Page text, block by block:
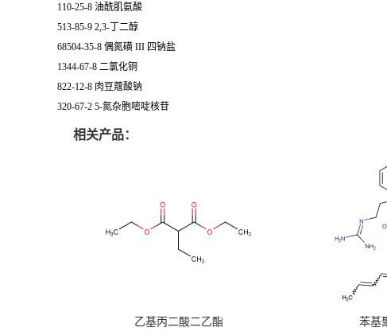
110-25-8 油酰肌氨酸
513-85-9 2,3-丁二醇
68504-35-8 偶氮磺 III 四钠盐
1344-67-8 二氯化铜
822-12-8 肉豆蔻酸钠
320-67-2 5-氮杂胞嘧啶核苷
相关产品：
乙基丙二酸二乙酯 苯基